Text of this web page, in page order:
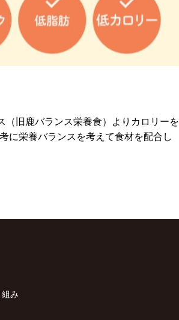
（旧鹿バランス栄養食）よりカロリーを
に栄養バランスを考えて食材を配合し
組み